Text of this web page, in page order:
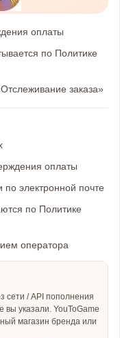
оплаты
по Политике
заказа»
оплаты
по электронной почте
по Политике
оператора
сети / API пополнения
вы указали. YouToGame
магазин бренда или